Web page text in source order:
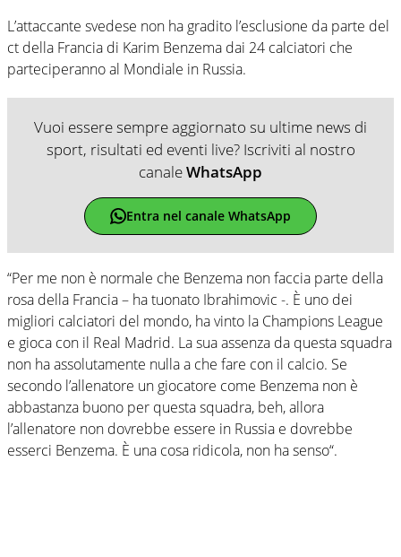
L’attaccante svedese non ha gradito l’esclusione da parte del
ct della Francia di Karim Benzema dai 24 calciatori che
parteciperanno al Mondiale in Russia.
Vuoi essere sempre aggiornato su ultime news di
sport, risultati ed eventi live? Iscriviti al nostro
canaleWhatsApp
Entra nel canale WhatsApp
“Per me non è normale che Benzema non faccia parte della
rosa della Francia – ha tuonato Ibrahimovic -. È uno dei
migliori calciatori del mondo, ha vinto la Champions League
e gioca con il Real Madrid. La sua assenza da questa squadra
non ha assolutamente nulla a che fare con il calcio. Se
secondo l’allenatore un giocatore come Benzema non è
abbastanza buono per questa squadra, beh, allora
l’allenatore non dovrebbe essere in Russia e dovrebbe
esserci Benzema. È una cosa ridicola, non ha senso“.